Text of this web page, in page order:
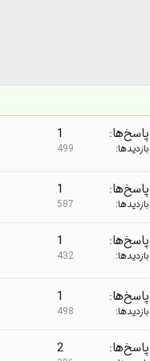
پاسخ‌ها 1
بازدیدها 499
پاسخ‌ها 1
بازدیدها 587
پاسخ‌ها 1
بازدیدها 432
پاسخ‌ها 1
بازدیدها 498
پاسخ‌ها 2